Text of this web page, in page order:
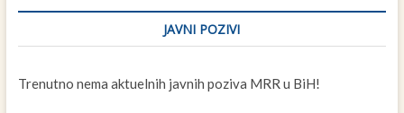
JAVNI POZIVI
Trenutno nema aktuelnih javnih poziva MRR u BiH!